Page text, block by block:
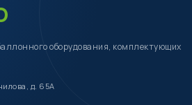
оборудования, комплектующих
д. 65А